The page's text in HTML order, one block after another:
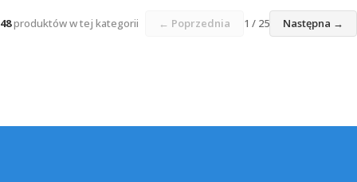
48produktów w tej kategorii ← Poprzednia 1 / 25 Następna →